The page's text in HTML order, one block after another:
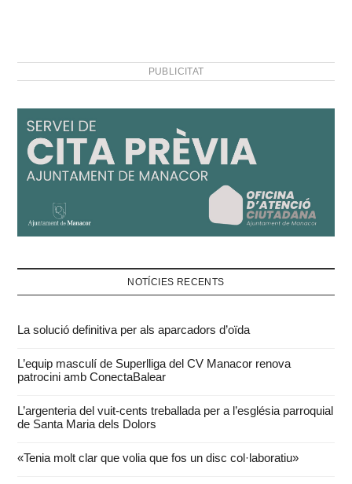
PUBLICITAT
NOTÍCIES RECENTS
La solució definitiva per als aparcadors d’oïda
L’equip masculí de Superlliga del CV Manacor renova
patrocini amb ConectaBalear
L’argenteria del vuit-cents treballada per a l’església parroquial
de Santa Maria dels Dolors
«Tenia molt clar que volia que fos un disc col·laboratiu»